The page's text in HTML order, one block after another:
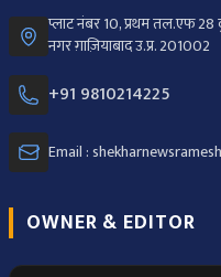
प्लाट नंबर 10, प्रथम तल.एफ 28
नगर ग़ाज़ियाबाद उ.प्र. 201002
+91 9810214225
Email :
OWNER & EDITOR